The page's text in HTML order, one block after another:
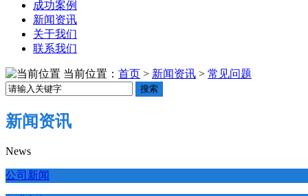
成功案例
新闻资讯
关于我们
联系我们
当前位置： 首页 > 新闻资讯 > 常见问题
搜索
新闻资讯
News
公司新闻